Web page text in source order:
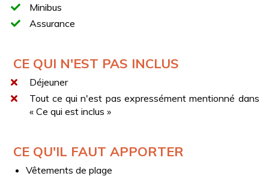
Minibus
Assurance
CE QUI N'EST PAS INCLUS
Déjeuner
Tout ce qui n'est pas expressément mentionné dans
« Ce qui est inclus »
CE QU'IL FAUT APPORTER
Vêtements de plage